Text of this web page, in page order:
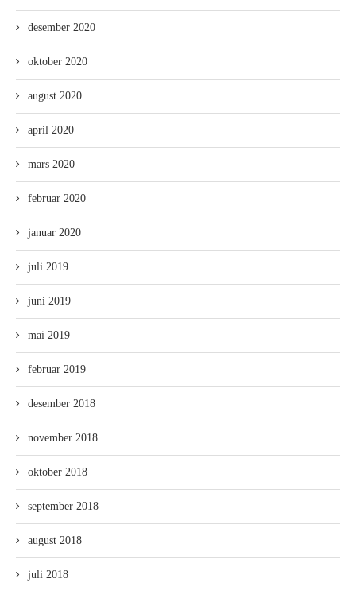
desember 2020
oktober 2020
august 2020
april 2020
mars 2020
februar 2020
januar 2020
juli 2019
juni 2019
mai 2019
februar 2019
desember 2018
november 2018
oktober 2018
september 2018
august 2018
juli 2018